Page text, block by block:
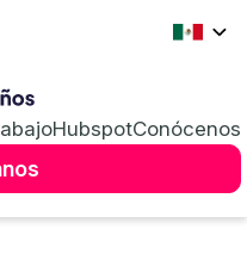
HubspotConócenos